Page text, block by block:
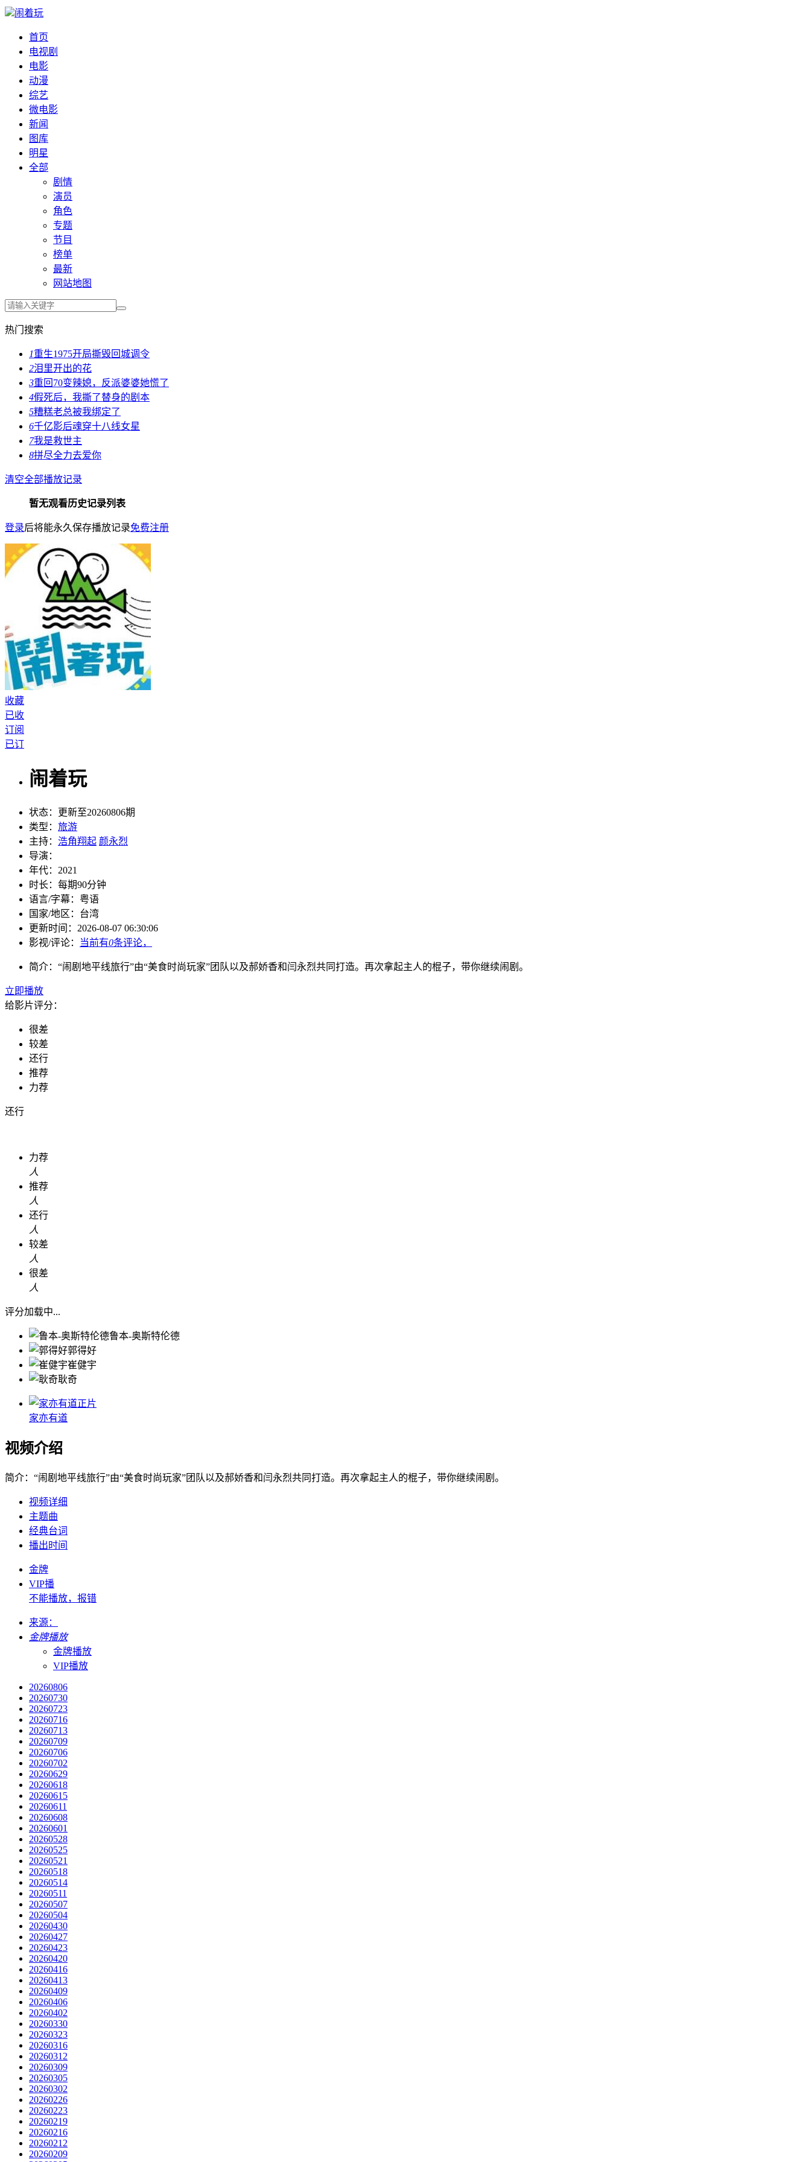
闹着玩
首页
电视剧
电影
动漫
综艺
微电影
新闻
图库
明星
全部
剧情
演员
角色
专题
节目
榜单
最新
网站地图
热门搜索
1重生1975开局撕毁回城调令
2泪里开出的花
3重回70变辣媳，反派婆婆她慌了
4假死后，我撕了替身的剧本
5糟糕老总被我绑定了
6千亿影后魂穿十八线女星
7我是救世主
8拼尽全力去爱你
清空全部播放记录
暂无观看历史记录列表
登录后将能永久保存播放记录免费注册
收藏
已收
订阅
已订
闹着玩
状态：
更新至20260806期
类型： 旅游
主持： 浩角翔起 颜永烈
导演：
年代： 2021
时长： 每期90分钟
语言/字幕： 粤语
国家/地区： 台湾
更新时间： 2026-08-07 06:30:06
影视/评论：
当前有0条评论，
简介： “闹剧地平线旅行”由“美食时尚玩家”团队以及郝娇香和闫永烈共同打造。再次拿起主人的棍子，带你继续闹剧。
立即播放
给影片评分：
很差
较差
还行
推荐
力荐
还行
力荐
人
推荐
人
还行
人
较差
人
很差
人
评分加载中...
鲁本-奥斯特伦德
郭得好
崔健宇
耿奇
正片
家亦有道
视频介绍
简介： “闹剧地平线旅行”由“美食时尚玩家”团队以及郝娇香和闫永烈共同打造。再次拿起主人的棍子，带你继续闹剧。
视频详细
主题曲
经典台词
播出时间
金牌
VIP播
不能播放，报错
来源：
金牌播放
金牌播放
VIP播放
20260806
20260730
20260723
20260716
20260713
20260709
20260706
20260702
20260629
20260618
20260615
20260611
20260608
20260601
20260528
20260525
20260521
20260518
20260514
20260511
20260507
20260504
20260430
20260427
20260423
20260420
20260416
20260413
20260409
20260406
20260402
20260330
20260323
20260316
20260312
20260309
20260305
20260302
20260226
20260223
20260219
20260216
20260212
20260209